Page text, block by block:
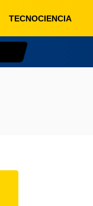
TECNOCIENCIA